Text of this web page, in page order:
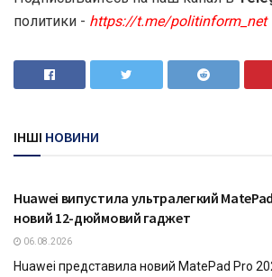
политики - https://t.me/politinform_net
ІНШІ НОВИНИ
ТЕХНОЛОГІЇ
Huawei випустила ультралегкий
новий 12-дюймовий гаджет
06.08.2026
Huawei представила новий MatePad Pro